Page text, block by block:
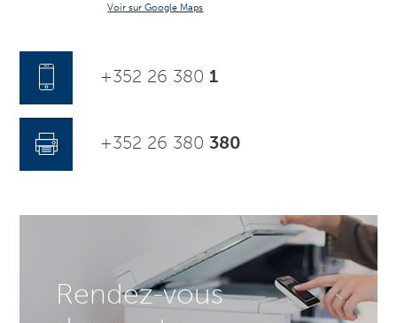
Voir sur Google Maps
+352 26 380 1
+352 26 380 380
Rendez-vous